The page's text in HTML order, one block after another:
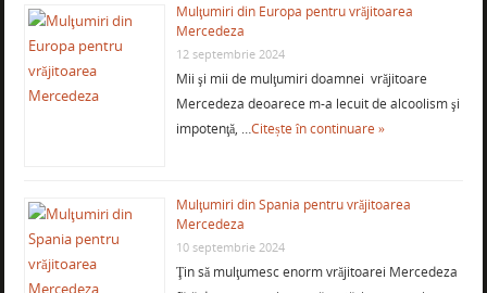
Mulţumiri din Europa pentru vrăjitoarea
Mercedeza
12 septembrie 2024
Mii şi mii de mulţumiri doamnei vrăjitoare
Mercedeza deoarece m-a lecuit de alcoolism şi
impotenţă, …Citește în continuare »
Mulţumiri din Spania pentru vrăjitoarea
Mercedeza
10 septembrie 2024
Ţin să mulţumesc enorm vrăjitoarei Mercedeza